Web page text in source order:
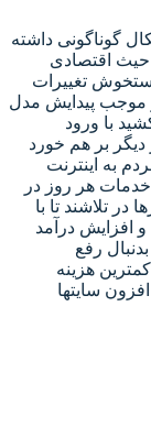
گوناگونی داشته
اقتصادی
تغییرات
موجب پیدایش مدل
با ورود
دیگر بر هم خورد
به اینترنت
هر روز در
تلاشند تا با
افزایش درآمد
رفع
هزینه
سایتها